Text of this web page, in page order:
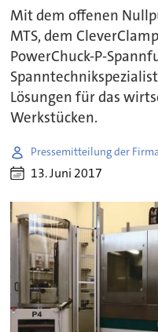
Mit dem offenen
MTS, dem
PowerChuck-P-
Lösungen für das
Werkstücken.
Pressemitteilung der
13. Juni 2017